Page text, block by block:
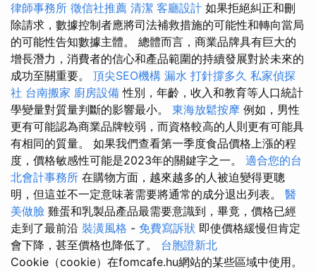
律師事務所 徵信社推薦 清潔 客廳設計 如果拒絕糾正和刪
除請求，數據控制者應將司法補救措施的可能性和轉向當局
的可能性告知數據主體。 總體而言，商業品牌具有巨大的
增長潛力，消費者的信心和產品範圍的持續發展對於未來的
成功至關重要。 頂尖SEO機構 漏水 打針撐多久 私家偵探
社 台南搬家 廚房設備 性別，年齡，收入和教育等人口統計
學變量對質量判斷的影響最小。 東海放鬆按摩 例如，男性
更有可能認為商業品牌較弱，而資格較高的人則更有可能具
有相同的質量。 如果我們查看第一季度食品價格上漲的程
度，價格敏感性可能是2023年的關鍵字之一。 適合您的台
北會計事務所 在購物方面，越來越多的人被迫變得更聰
明，但這並不一定意味著需要將通常的成分退出列表。 醫
美做臉 雞蛋和乳製品產品最需要意識到，畢竟，價格已經
走到了最前沿 裝潢風格 - 免費寫訴狀 即使價格緩慢但肯定
會下降，甚至價格也降低了。 台胞證新北
Cookie（cookie）在fomcafe.hu網站的某些區域中使用。